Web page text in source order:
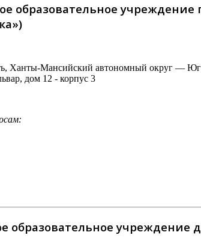
учреждение
Ханты-Мансийский автономный округ —
дом 12 - корпус 3